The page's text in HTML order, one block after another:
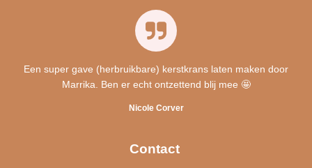
Een super gave (herbruikbare) kerstkrans laten maken door
Marrika. Ben er echt ontzettend blij mee 🤩
Nicole Corver
Contact